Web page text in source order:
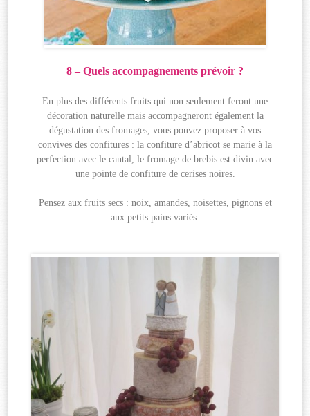
8 – Quels accompagnements prévoir ?
En plus des différents fruits qui non seulement feront une
décoration naturelle mais accompagneront également la
dégustation des fromages, vous pouvez proposer à vos
convives des confitures : la confiture d’abricot se marie à la
perfection avec le cantal, le fromage de brebis est divin avec
une pointe de confiture de cerises noires.
Pensez aux fruits secs : noix, amandes, noisettes, pignons et
aux petits pains variés.